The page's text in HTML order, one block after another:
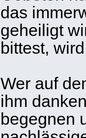
das
geheiligt
bittest,
Wer auf
ihm
begegnen